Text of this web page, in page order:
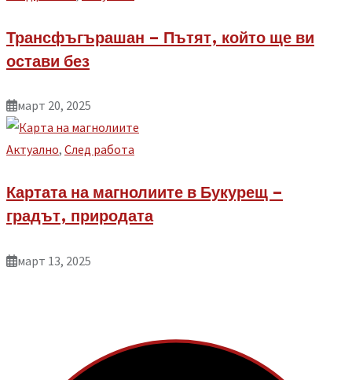
Трансфъгърашан – Пътят, който ще ви
остави без
март 20, 2025
Aктуално, След работа
Картата на магнолиите в Букурещ –
градът, природата
март 13, 2025